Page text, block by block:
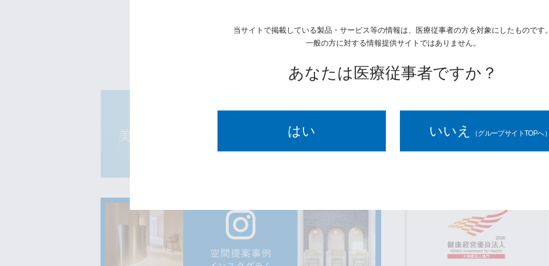
当サイトで掲載している製品・サービス等の情報は、 医療従事者の方を対象にしたものです。
一般の方に対する情報提供サイトではありません。
あなたは医療従事者ですか？
はい いいえ （グループサイトTOPへ）